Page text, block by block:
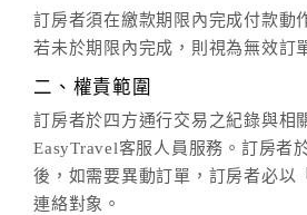
訂房者須在繳款期限內完成付款動
若未於期限內完成，則視為無效訂
二、權責範圍
訂房者於四方通行交易之紀錄與相
EasyTravel客服人員服務。訂房者
後，如需要異動訂單，訂房者必以
連絡對象。